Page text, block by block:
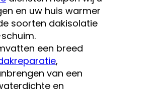
en uw huis warmer
soorten dakisolatie
een breed
,
van een
en